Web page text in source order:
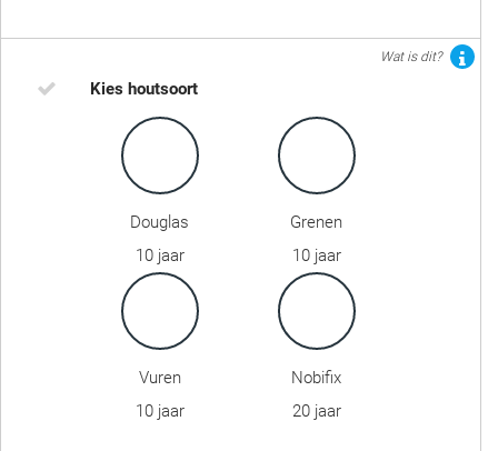
Wat is dit?
Kies houtsoort
Douglas
10 jaar
Grenen
10 jaar
Vuren
10 jaar
Nobifix
20 jaar